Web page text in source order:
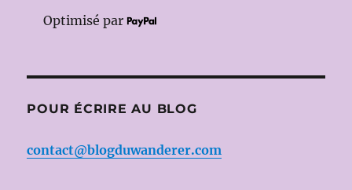
Optimisé par
POUR ÉCRIRE AU BLOG
contact@blogduwanderer.com